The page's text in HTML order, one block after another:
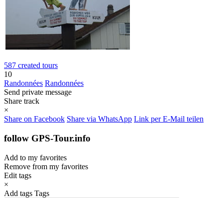
587 created tours
10
Randonnées Randonnées
Send private message
Share track
×
Share on Facebook Share via WhatsApp Link per E-Mail teilen
follow GPS-Tour.info
Add to my favorites
Remove from my favorites
Edit tags
×
Add tags Tags